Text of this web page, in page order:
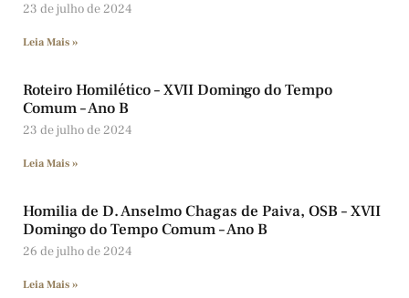
23 de julho de 2024
Leia Mais »
Roteiro Homilético – XVII Domingo do Tempo
Comum – Ano B
23 de julho de 2024
Leia Mais »
Homilia de D. Anselmo Chagas de Paiva, OSB – XVII
Domingo do Tempo Comum – Ano B
26 de julho de 2024
Leia Mais »